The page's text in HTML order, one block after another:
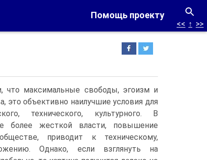
Помощь проекту
<< ↑ >>
что максимальные свободы, эгоизм и
это объективно наилучшие условия для
технического, культурного. В
более жесткой власти, повышение
приводит к техническому,
Однако, если взглянуть на